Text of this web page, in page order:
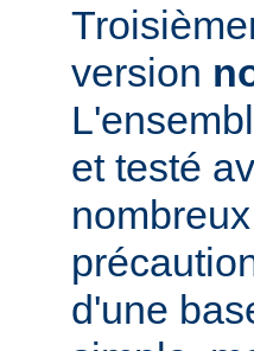
version
et testé
d'une